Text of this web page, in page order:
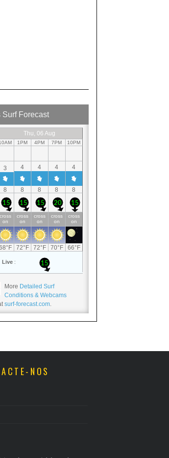
More Detailed Surf
Conditions & Webcams
surf-forecast.com.
NOS